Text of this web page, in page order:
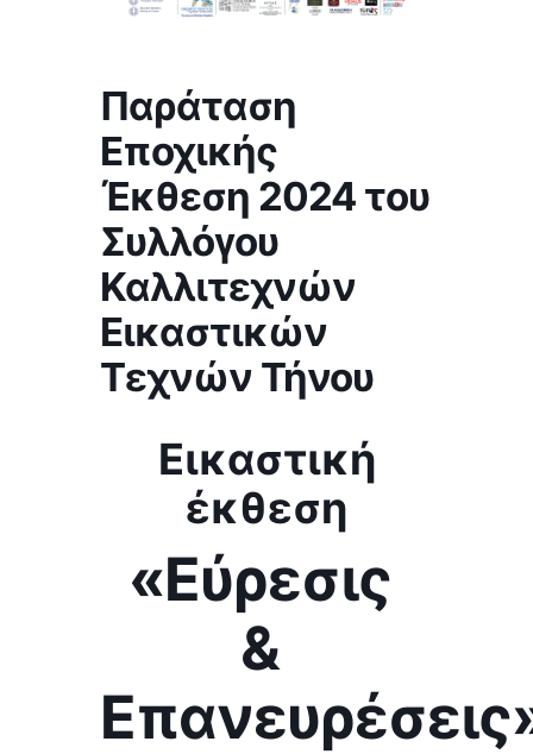
Παράταση
Εποχικής
Έκθεση 2024 του
Συλλόγου
Καλλιτεχνών
Εικαστικών
Τεχνών Τήνου
Εικαστική
έκθεση
«Εύρεσις
&